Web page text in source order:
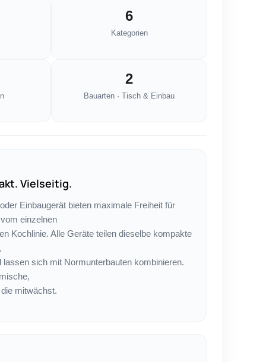
6
Kategorien
2
Bauarten · Tisch & Einbau
Vielseitig.
Einbaugerät bieten maximale Freiheit für
einzelnen
Kochlinie. Alle Geräte teilen dieselbe kompakte
lassen sich mit Normunterbauten kombinieren.
mitwächst.